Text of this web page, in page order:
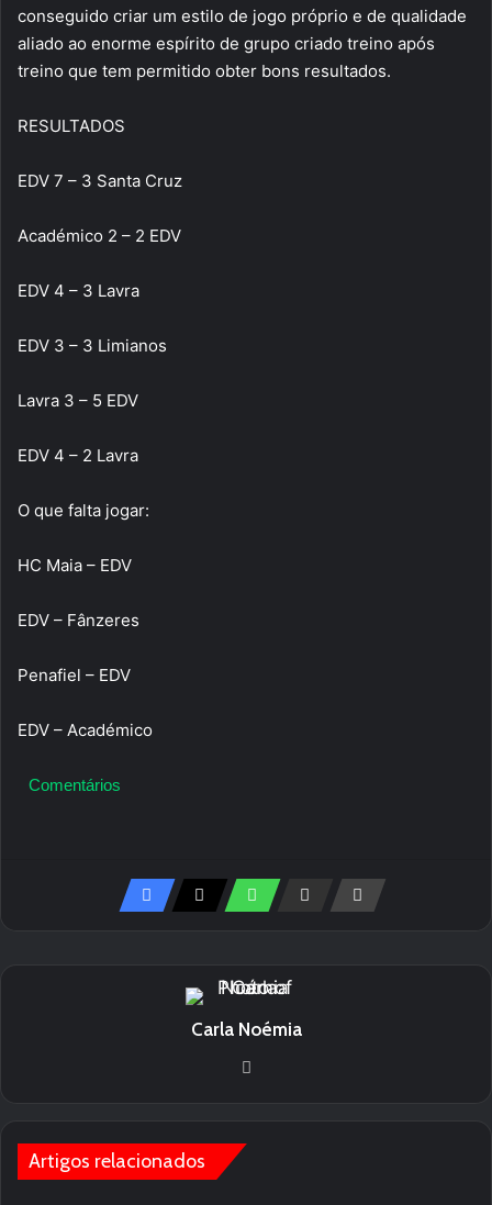
conseguido criar um estilo de jogo próprio e de qualidade
aliado ao enorme espírito de grupo criado treino após
treino que tem permitido obter bons resultados.
RESULTADOS
EDV 7 – 3 Santa Cruz
Académico 2 – 2 EDV
EDV 4 – 3 Lavra
EDV 3 – 3 Limianos
Lavra 3 – 5 EDV
EDV 4 – 2 Lavra
O que falta jogar:
HC Maia – EDV
EDV – Fânzeres
Penafiel – EDV
EDV – Académico
Comentários
Carla Noémia
Artigos relacionados